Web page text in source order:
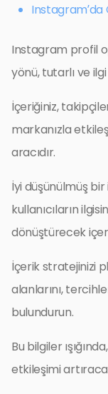
Instagram’da
Instagram profil
yönü, tutarlı ve
İçeriğiniz,
markanızla
aracıdır.
İyi düşünülmüş
kullanıcıların
dönüştürecek
İçerik stratejinizi
alanlarını,
bulundurun.
Bu bilgiler
etkileşimi